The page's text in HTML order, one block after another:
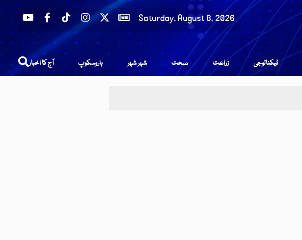
Saturday, August 8, 2026
آج کا اخبار ہاروسکوپ شہر شہر صحت زراعت ٹیکنالوجی